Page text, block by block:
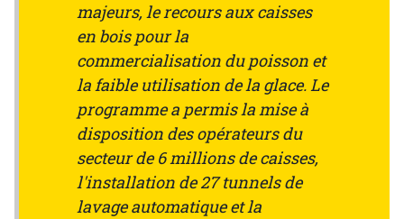
majeurs, le recours aux caisses
en bois pour la
commercialisation du poisson et
la faible utilisation de la glace. Le
programme a permis la mise à
disposition des opérateurs du
secteur de 6 millions de caisses,
l'installation de 27 tunnels de
lavage automatique et la